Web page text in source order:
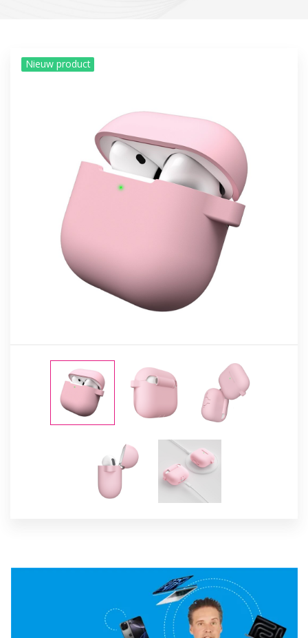
Nieuw product